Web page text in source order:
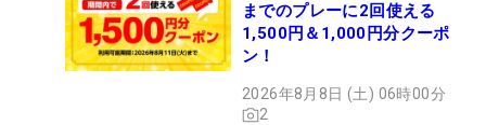
までのプレーに2回使える
1,500円＆1,000円分クーポ
ン！
2026年8月8日 (土) 06時00分
2